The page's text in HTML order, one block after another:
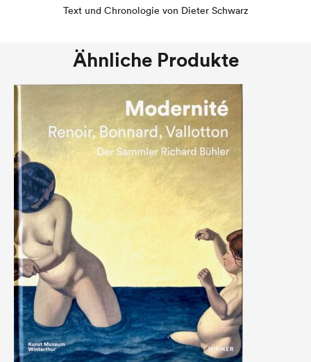
Text und Chronologie von Dieter Schwarz
Ähnliche Produkte